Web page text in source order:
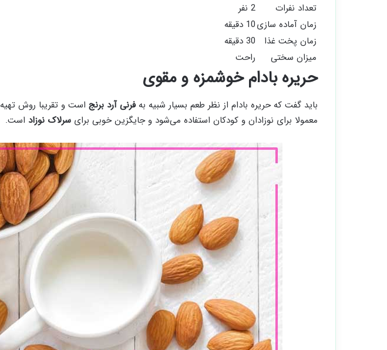
تعداد نفرات
2 نفر
زمان آماده سازی10 دقیقه
زمان پخت غذا
30 دقیقه
میزان سختی
راحت
حریره بادام خوشمزه و مقوی
باید گفت که حریره بادام از نظر طعم بسیار شبیه بهفرنی آرد برنج است و تقریبا روش
معمولا برای نوزادان و کودکان استفاده می‌شود و جایگزین خوبی برای سرلاک نوزاد است.